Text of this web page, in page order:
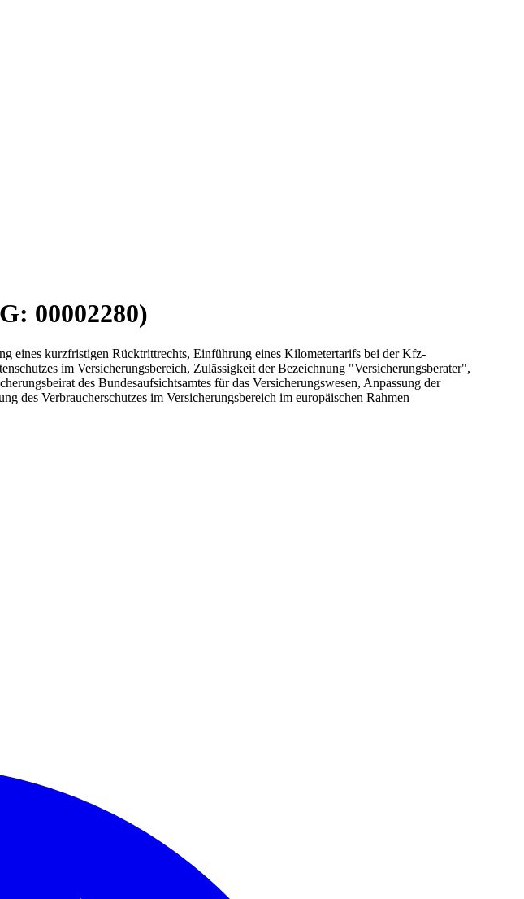
00002280)
eines kurzfristigen Rücktrittrechts, Einführung eines Kilometertarifs bei der Kfz-
im Versicherungsbereich, Zulässigkeit der Bezeichnung "Versicherungsberater",
des Bundesaufsichtsamtes für das Versicherungswesen, Anpassung der
des Verbraucherschutzes im Versicherungsbereich im europäischen Rahmen